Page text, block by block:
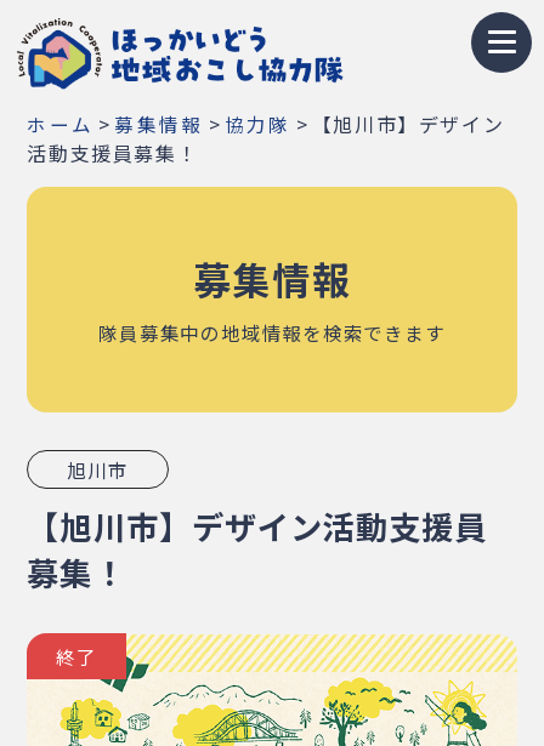
トップページ
地域おこし協力隊とは
イベント・研修会
地域紹介
Q&A
・相談窓口
・サイトマップ
ホーム > 募集情報 > 協力隊 > 【旭川市】デザイン
活動支援員募集！
募集情報
隊員募集中の地域情報を検索できます
旭川市
【旭川市】デザイン活動支援員
募集！
終了